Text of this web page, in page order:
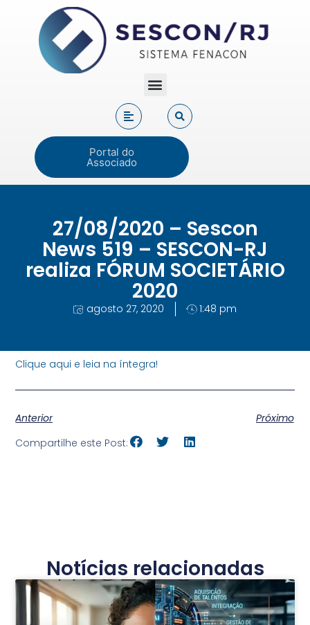
Portal do
Associado
27/08/2020 – Sescon
News 519 – SESCON-RJ
realiza FÓRUM SOCIETÁRIO
2020
agosto 27, 2020 1:48 pm
Clique aqui e leia na íntegra!
Anterior
Próximo
Compartilhe este Post:
Notícias relacionadas